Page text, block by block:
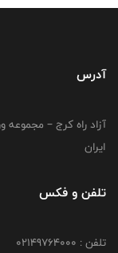
آدرس
آزاد راه کرج –
ایران
تلفن و فکس
تلفن : 02149764000